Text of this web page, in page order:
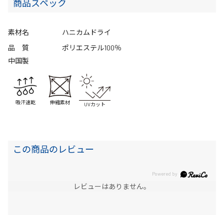
商品スペック
素材名
ハニカムドライ
品 質
ポリエステル100％
中国製
吸汗速乾 伸縮素材 UVカット
この商品のレビュー
レビューはありません。